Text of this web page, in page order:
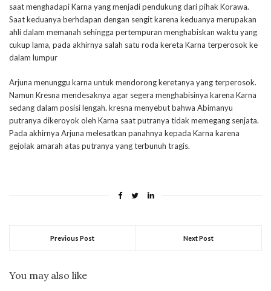
saat menghadapi Karna yang menjadi pendukung dari pihak Korawa.
Saat keduanya berhdapan dengan sengit karena keduanya merupakan
ahli dalam memanah sehingga pertempuran menghabiskan waktu yang
cukup lama, pada akhirnya salah satu roda kereta Karna terperosok ke
dalam lumpur
Arjuna menunggu karna untuk mendorong keretanya yang terperosok.
Namun Kresna mendesaknya agar segera menghabisinya karena Karna
sedang dalam posisi lengah. kresna menyebut bahwa Abimanyu
putranya dikeroyok oleh Karna saat putranya tidak memegang senjata.
Pada akhirnya Arjuna melesatkan panahnya kepada Karna karena
gejolak amarah atas putranya yang terbunuh tragis.
Previous Post Next Post
You may also like